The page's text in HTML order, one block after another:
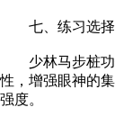
七、练习选择
少林马步桩功传
性，增强眼神的
强度。